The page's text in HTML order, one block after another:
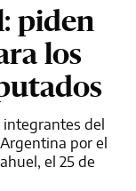
piden
los
integrantes del
por el
el 25 de